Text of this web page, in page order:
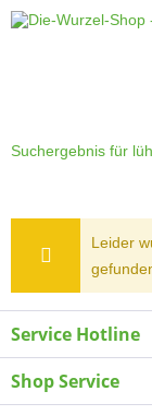
Suchergebnis für
Leider
Service Hotline
Shop Service